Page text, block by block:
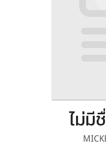
ไม่มี